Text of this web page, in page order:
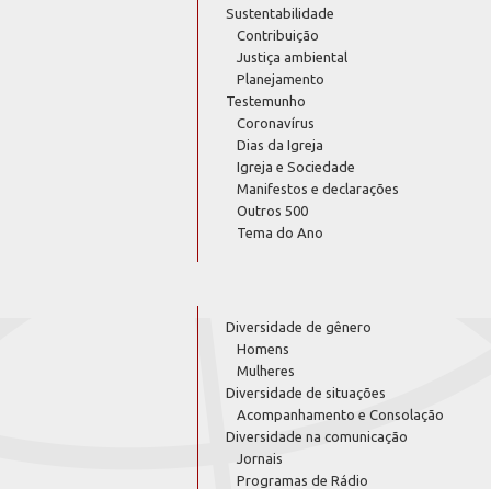
Sustentabilidade
Contribuição
Justiça ambiental
Planejamento
Testemunho
Coronavírus
Dias da Igreja
Igreja e Sociedade
Manifestos e declarações
Outros 500
Tema do Ano
Diversidade de gênero
Homens
Mulheres
Diversidade de situações
Acompanhamento e Consolação
Diversidade na comunicação
Jornais
Programas de Rádio